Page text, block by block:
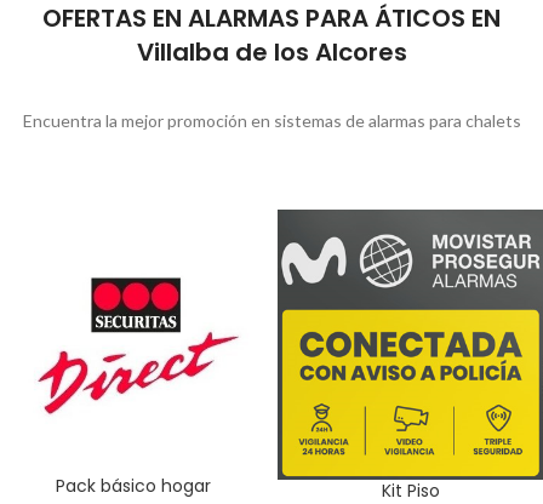
OFERTAS EN ALARMAS PARA ÁTICOS EN
Villalba de los Alcores
Encuentra la mejor promoción en sistemas de alarmas para chalets
Pack básico hogar Kit Piso